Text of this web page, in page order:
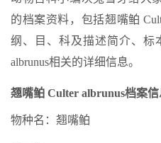
的档案资料，包括翘嘴鲌
纲、目、科及描述简介、标
albrunus相关的详细信息。
翘嘴鲌 Culter albrunus档案信
物种名：翘嘴鲌